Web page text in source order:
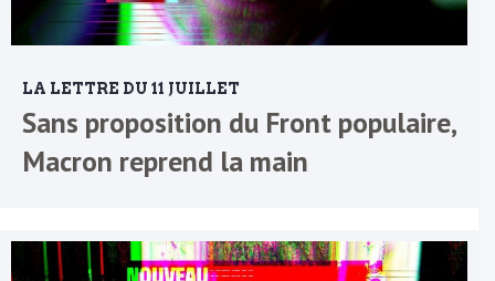
LA LETTRE DU 11 JUILLET
Sans proposition du Front populaire,
Macron reprend la main